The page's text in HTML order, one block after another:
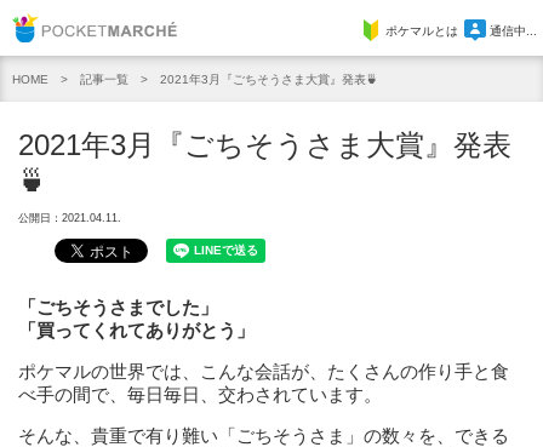
Pocket Marcheポケマルとは 通信中...
HOME 記事一覧 2021年3月『ごちそうさま大賞』発表🍵
2021年3月『ごちそうさま大賞』発表
🍵
公開日：2021.04.11.
「ごちそうさまでした」
「買ってくれてありがとう」
ポケマルの世界では、こんな会話が、たくさんの作り手と食
べ手の間で、毎日毎日、交わされています。
そんな、貴重で有り難い「ごちそうさま」の数々を、できる